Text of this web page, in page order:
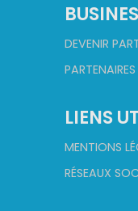
DEVENIR
PARTENAIRES
LIENS
MENTIONS
RÉSEAUX